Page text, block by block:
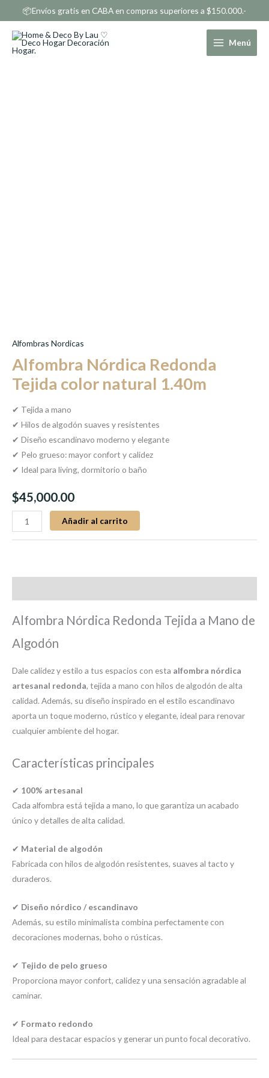
al
contenido
📦Envíos gratis en CABA en compras superiores a $150.000.-
Menú
Alfombras Nordicas
Alfombra Nórdica Redonda
Tejida color natural 1.40m
✔ Tejida a mano
✔ Hilos de algodón suaves y resistentes
✔ Diseño escandinavo moderno y elegante
✔ Pelo grueso: mayor confort y calidez
✔ Ideal para living, dormitorio o baño
$45,000.00
Añadir al carrito
Alfombra Nórdica Redonda Tejida a Mano de
Algodón
Dale calidez y estilo a tus espacios con esta alfombra nórdica
artesanal redonda, tejida a mano con hilos de algodón de alta
calidad. Además, su diseño inspirado en el estilo escandinavo
aporta un toque moderno, rústico y elegante, ideal para renovar
cualquier ambiente del hogar.
Características principales
✔ 100% artesanal
Cada alfombra está tejida a mano, lo que garantiza un acabado
único y detalles de alta calidad.
✔ Material de algodón
Fabricada con hilos de algodón resistentes, suaves al tacto y
duraderos.
✔ Diseño nórdico / escandinavo
Además, su estilo minimalista combina perfectamente con
decoraciones modernas, boho o rústicas.
✔ Tejido de pelo grueso
Proporciona mayor confort, calidez y una sensación agradable al
caminar.
✔ Formato redondo
Ideal para destacar espacios y generar un punto focal decorativo.